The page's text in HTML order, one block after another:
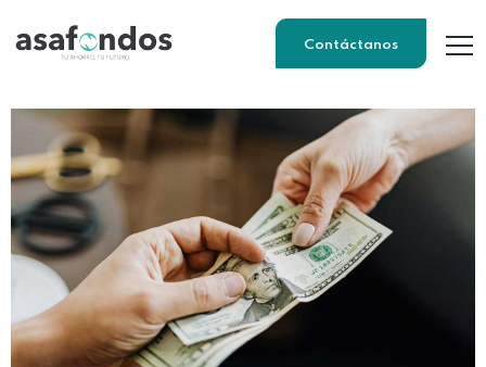
Contáctanos